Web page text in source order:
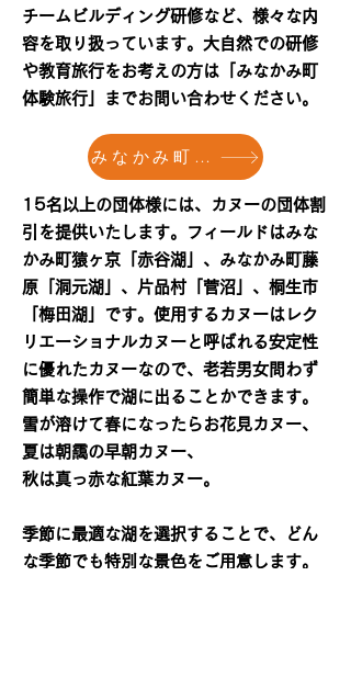
チームビルディング研修など、様々な内
容を取り扱っています。大自然での研修
や教育旅行をお考えの方は「みなかみ町
体験旅行」までお問い合わせください。
みなかみ町体験旅行
15名以上の団体様には、カヌーの団体割
引を提供いたします。フィールドはみな
かみ町猿ヶ京「赤谷湖」、みなかみ町藤
原「洞元湖」、片品村「菅沼」、桐生市
「梅田湖」です。使用するカヌーはレク
リエーショナルカヌーと呼ばれる安定性
に優れたカヌーなので、老若男女問わず
簡単な操作で湖に出ることかできます。
雪が溶けて春になったらお花見カヌー、
夏は朝靄の早朝カヌー、
秋は真っ赤な紅葉カヌー。
季節に最適な湖を選択することで、どん
な季節でも特別な景色をご用意します。